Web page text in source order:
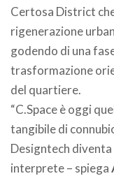
Certosa District
rigenerazione
godendo di una
trasformazione
del quartiere.
“C.Space è oggi
tangibile di
Designtech
interprete – spiega